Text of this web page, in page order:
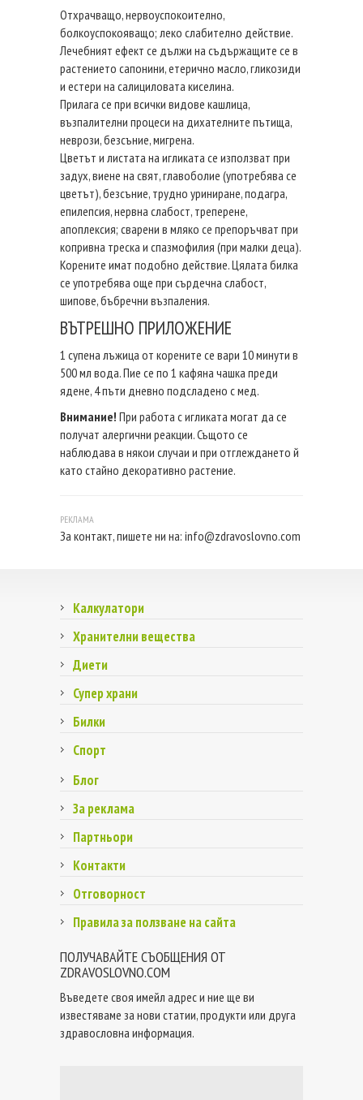
Отхрачващо, нервоуспокоително,
болкоуспокояващо; леко слабително действие.
Лечебният ефект се дължи на съдържащите се в
растението сапонини, етерично масло, гликозиди
и естери на салициловата киселина.
Прилага се при всички видове кашлица,
възпалителни процеси на дихателните пътища,
неврози, безсъние, мигрена.
Цветът и листата на игликата се използват при
задух, виене на свят, главоболие (употребява се
цветът), безсъние, трудно уриниране, подагра,
епилепсия, нервна слабост, треперене,
апоплексия; сварени в мляко се препоръчват при
копривна треска и спазмофилия (при малки деца).
Корените имат подобно действие. Цялата билка
се употребява още при сърдечна слабост,
шипове, бъбречни възпаления.
ВЪТРЕШНО ПРИЛОЖЕНИЕ
1 супена лъжица от корените се вари 10 минути в
500 мл вода. Пие се по 1 кафяна чашка преди
ядене, 4 пъти дневно подсладено с мед.
Внимание! При работа с игликата могат да се
получат алергични реакции. Същото се
наблюдава в някои случаи и при отглеждането й
като стайно декоративно растение.
За контакт, пишете ни на: info@zdravoslovno.com
Калкулатори
Хранителни вещества
Диети
Супер храни
Билки
Спорт
Блог
За реклама
Партньори
Контакти
Отговорност
Правила за ползване на сайта
ПОЛУЧАВАЙТЕ СЪОБЩЕНИЯ ОТ
ZDRAVOSLOVNO.COM
Въведете своя имейл адрес и ние ще ви
известяваме за нови статии, продукти или друга
здравословна информация.